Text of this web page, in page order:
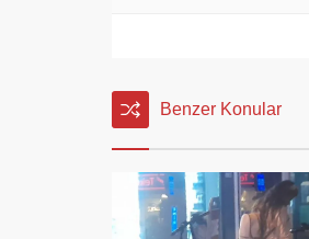
Benzer Konular